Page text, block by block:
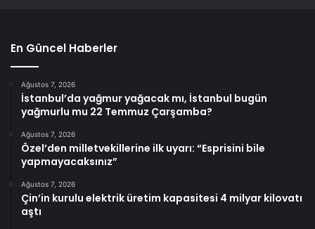
En Güncel Haberler
Ağustos 7, 2026
İstanbul’da yağmur yağacak mı, İstanbul bugün
yağmurlu mu 22 Temmuz Çarşamba?
Ağustos 7, 2026
Özel’den milletvekillerine ilk uyarı: “Esprisini bile
yapmayacaksınız”
Ağustos 7, 2026
Çin’in kurulu elektrik üretim kapasitesi 4 milyar kilovatı
aştı